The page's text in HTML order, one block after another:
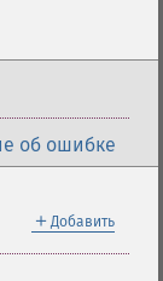
об ошибке
＋ Добавить